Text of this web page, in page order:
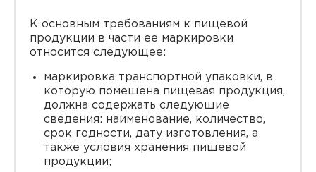
К основным требованиям к пищевой
продукции в части ее маркировки
относится следующее:
маркировка транспортной упаковки, в
которую помещена пищевая продукция,
должна содержать следующие
сведения: наименование, количество,
срок годности, дату изготовления, а
также условия хранения пищевой
продукции;